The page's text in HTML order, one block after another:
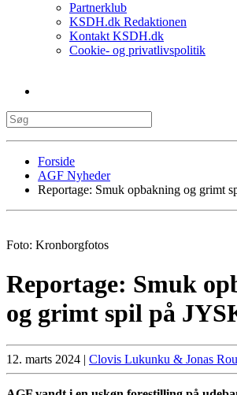
Partnerklub
KSDH.dk Redaktionen
Kontakt KSDH.dk
Cookie- og privatlivspolitik
Forside
AGF Nyheder
Reportage: Smuk opbakning og grimt
Foto: Kronborgfotos
Reportage: Smuk
og grimt spil på
12. marts 2024 | Clovis Lukunku & Jonas